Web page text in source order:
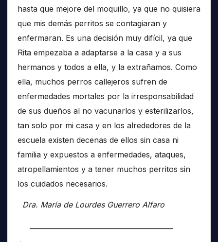
hasta que mejore del moquillo, ya que no quisiera
que mis demás perritos se contagiaran y
enfermaran. Es una decisión muy difícil, ya que
Rita empezaba a adaptarse a la casa y a sus
hermanos y todos a ella, y la extrañamos. Como
ella, muchos perros callejeros sufren de
enfermedades mortales por la irresponsabilidad
de sus dueños al no vacunarlos y esterilizarlos,
tan solo por mi casa y en los alrededores de la
escuela existen decenas de ellos sin casa ni
familia y expuestos a enfermedades, ataques,
atropellamientos y a tener muchos perritos sin
los cuidados necesarios.
Dra. María de Lourdes Guerrero Alfaro